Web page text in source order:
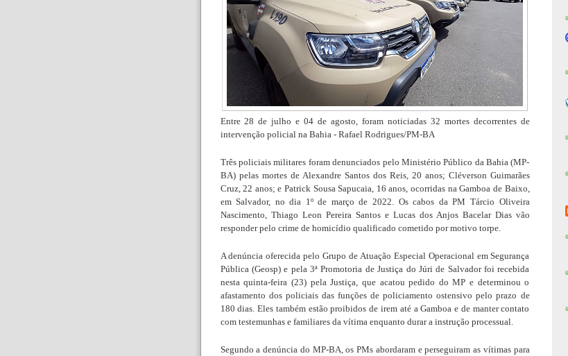
Entre 28 de julho e 04 de agosto, foram noticiadas 32 mortes decorrentes de
intervenção policial na Bahia - Rafael Rodrigues/PM-BA
Três policiais militares foram denunciados pelo Ministério Público da Bahia (MP-
BA) pelas mortes de Alexandre Santos dos Reis, 20 anos; Cléverson Guimarães
Cruz, 22 anos; e Patrick Sousa Sapucaia, 16 anos, ocorridas na Gamboa de Baixo,
em Salvador, no dia 1º de março de 2022. Os cabos da PM Tárcio Oliveira
Nascimento, Thiago Leon Pereira Santos e Lucas dos Anjos Bacelar Dias vão
responder pelo crime de homicídio qualificado cometido por motivo torpe.
A denúncia oferecida pelo Grupo de Atuação Especial Operacional em Segurança
Pública (Geosp) e pela 3ª Promotoria de Justiça do Júri de Salvador foi recebida
nesta quinta-feira (23) pela Justiça, que acatou pedido do MP e determinou o
afastamento dos policiais das funções de policiamento ostensivo pelo prazo de
180 dias. Eles também estão proibidos de irem até a Gamboa e de manter contato
com testemunhas e familiares da vítima enquanto durar a instrução processual.
Segundo a denúncia do MP-BA, os PMs abordaram e perseguiram as vítimas para